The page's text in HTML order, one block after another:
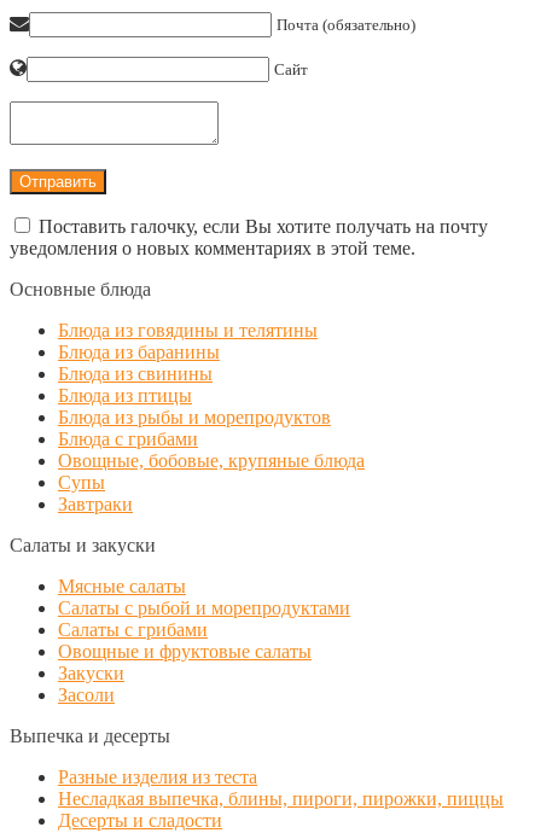
Почта (обязательно)
Сайт
Поставить галочку, если Вы хотите получать на почту
уведомления о новых комментариях в этой теме.
Основные блюда
Блюда из говядины и телятины
Блюда из баранины
Блюда из свинины
Блюда из птицы
Блюда из рыбы и морепродуктов
Блюда с грибами
Овощные, бобовые, крупяные блюда
Супы
Завтраки
Салаты и закуски
Мясные салаты
Салаты с рыбой и морепродуктами
Салаты с грибами
Овощные и фруктовые салаты
Закуски
Засоли
Выпечка и десерты
Разные изделия из теста
Несладкая выпечка, блины, пироги, пирожки, пиццы
Десерты и сладости